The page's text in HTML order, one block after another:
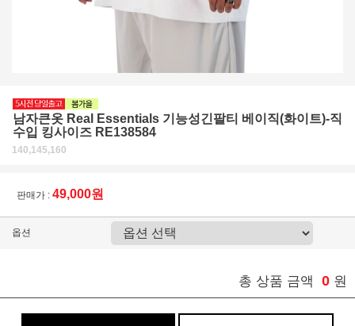
남자큰옷 Real Essentials 기능성긴팔티 베이직(화이트)-직
수입 킹사이즈 RE138584
140,145,160
판매가 : 49,000원
옵션
총 상품 금액 0 원